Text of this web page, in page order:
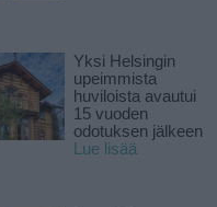
Yksi Helsingin
upeimmista
huviloista avautui
15 vuoden
odotuksen jälkeen
Lue lisää